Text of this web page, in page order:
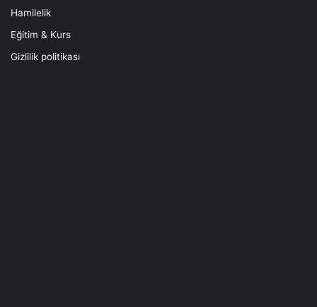
Hamilelik
Eğitim & Kurs
Gizlilik politikası